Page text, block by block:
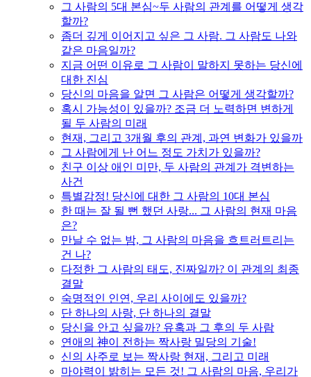
그 사람의 5대 본심~두 사람의 관계를 어떻게 생각
할까?
좀더 깊게 이어지고 싶은 그 사람. 그 사람도 나와
같은 마음일까?
지금 어떤 이유로 그 사람이 말하지 못하는 당신에
대한 진심
당신의 마음을 알면 그 사람은 어떻게 생각할까?
혹시 가능성이 있을까? 조금 더 노력하면 변하게
될 두 사람의 미래
현재, 그리고 3개월 후의 관계, 과연 변화가 있을까
그 사람에게 난 어느 정도 가치가 있을까?
친구 이상 애인 미만, 두 사람의 관계가 격변하는
사건
특별감정! 당신에 대한 그 사람의 10대 본심
한 때는 잘 될 뻔 했던 사랑... 그 사람의 현재 마음
은?
만날 수 없는 밤, 그 사람의 마음을 흐트러트리는
건 나?
다정한 그 사람의 태도, 진짜일까? 이 관계의 최종
결말
숙명적인 인연, 우리 사이에도 있을까?
단 하나의 사랑, 단 하나의 결말
당신을 안고 싶을까? 유혹과 그 후의 두 사람
연애의 神이 전하는 짝사랑 밀당의 기술!
신의 사주로 보는 짝사랑 현재, 그리고 미래
마야력이 밝히는 모든 것! 그 사람의 마음, 우리가